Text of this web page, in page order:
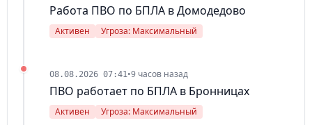
Работа ПВО по БПЛА в Домодедово
Активен Угроза: Максимальный
08.08.2026 07:41•9 часов назад
ПВО работает по БПЛА в Бронницах
Активен Угроза: Максимальный